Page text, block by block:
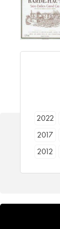
2022
2017
2012
1997